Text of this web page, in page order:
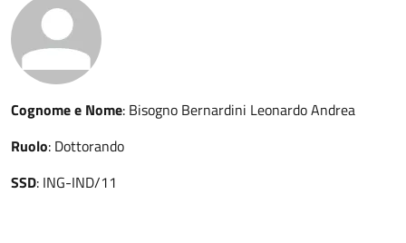
Cognome e Nome: Bisogno Bernardini Leonardo Andrea
Ruolo: Dottorando
SSD: ING-IND/11